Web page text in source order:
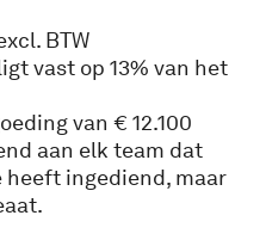
BTW
vast op 13% van het
van € 12.100
aan elk team dat
ingediend, maar